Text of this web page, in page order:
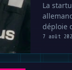
en
et
La
déploie
7 août